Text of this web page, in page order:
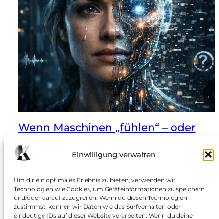
Einwilligung verwalten
Um dir ein optimales Erlebnis zu bieten, verwenden wir
Technologien wie Cookies, um Geräteinformationen zu speichern
und/oder darauf zuzugreifen. Wenn du diesen Technologien
zustimmst, können wir Daten wie das Surfverhalten oder
eindeutige IDs auf dieser Website verarbeiten. Wenn du deine
Wenn Maschinen „fühlen“ – oder
Zwischen Forschung, Marketing und philosophischer
klingen spektakulär: Künstliche Intelligenz zeige
„emotionale Signale“, entwickle „Angst“ oder sogar
„Verzweiflung“. Was vor wenigen Jahren noch